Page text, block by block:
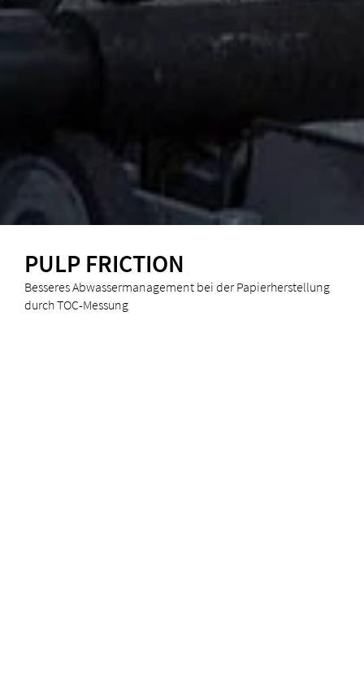
PULP FRICTION
Besseres Abwassermanagement bei der Papierherstellung
durch TOC-Messung